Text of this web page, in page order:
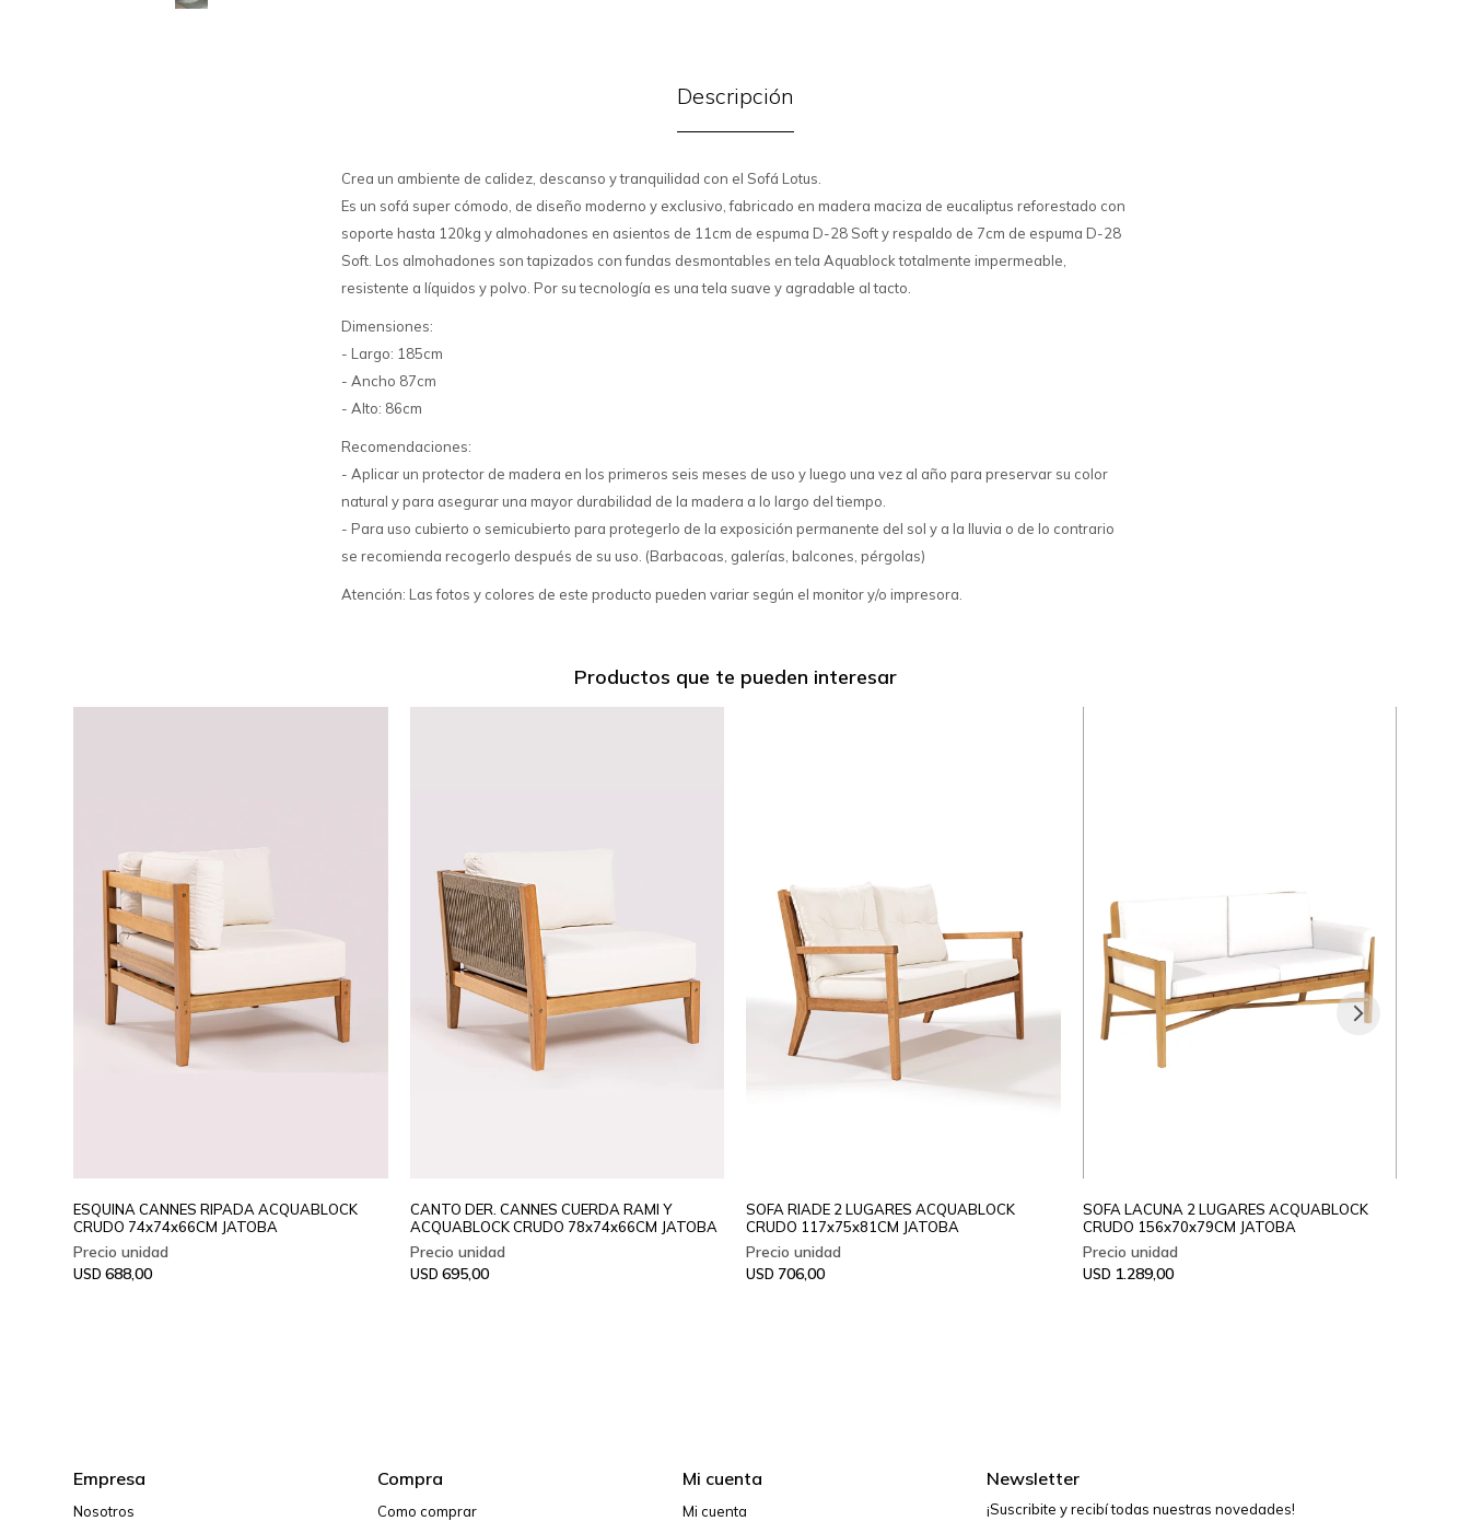
Descripción
Crea un ambiente de calidez, descanso y tranquilidad con el Sofá Lotus.
Es un sofá super cómodo, de diseño moderno y exclusivo, fabricado en madera maciza de eucaliptus reforestado con
soporte hasta 120kg y almohadones en asientos de 11cm de espuma D-28 Soft y respaldo de 7cm de espuma D-28
Soft. Los almohadones son tapizados con fundas desmontables en tela Aquablock totalmente impermeable,
resistente a líquidos y polvo. Por su tecnología es una tela suave y agradable al tacto.
Dimensiones:
- Largo: 185cm
- Ancho 87cm
- Alto: 86cm
Recomendaciones:
- Aplicar un protector de madera en los primeros seis meses de uso y luego una vez al año para preservar su color
natural y para asegurar una mayor durabilidad de la madera a lo largo del tiempo.
- Para uso cubierto o semicubierto para protegerlo de la exposición permanente del sol y a la lluvia o de lo contrario
se recomienda recogerlo después de su uso. (Barbacoas, galerías, balcones, pérgolas)
Atención: Las fotos y colores de este producto pueden variar según el monitor y/o impresora.
Productos que te pueden interesar
ESQUINA CANNES RIPADA ACQUABLOCK
CRUDO 74x74x66CM JATOBA
USD 688,00
CANTO DER. CANNES CUERDA RAMI Y
ACQUABLOCK CRUDO 78x74x66CM JATOBA
USD 695,00
SOFA RIADE 2 LUGARES ACQUABLOCK
CRUDO 117x75x81CM JATOBA
USD 706,00
SOFA LACUNA 2 LUGARES ACQUABLOCK
CRUDO 156x70x79CM JATOBA
USD 1.289,00
Empresa
Nosotros
Compra
Como comprar
Mi cuenta
Mi cuenta
Newsletter
¡Suscribite y recibí todas nuestras novedades!